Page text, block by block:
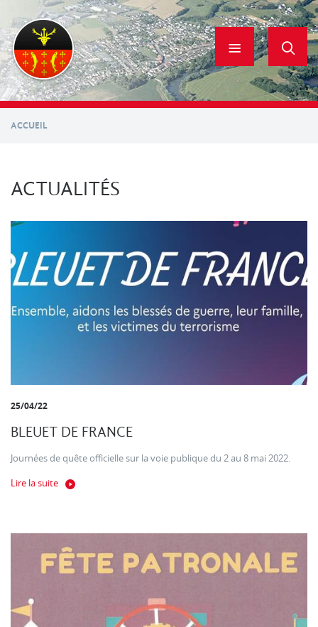
contenu
principal
ACCUEIL
ACTUALITÉS
25/04/22
BLEUET DE FRANCE
Journées de quête officielle sur la voie publique du 2 au 8 mai 2022.
Lire la suite